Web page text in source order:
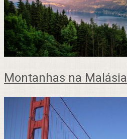
Montanhas na Malásia